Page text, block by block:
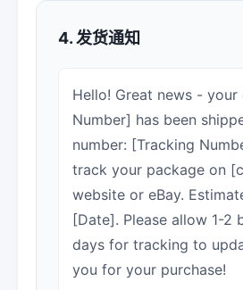
4. 发货通知
Hello! Great news -
Number] has been
number: [Tracking
track your package on
website or eBay.
[Date]. Please allow 1-2
days for tracking to
you for your purchase!